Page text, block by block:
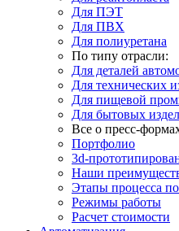
Для ПЭТ
Для ПВХ
Для полиуретана
По типу отрасли:
Для деталей
Для технических
Для пищевой
Для бытовых
Все о пресс-
Портфолио
3d-
Наши
Этапы процесса
Режимы работы
Расчет стоимости